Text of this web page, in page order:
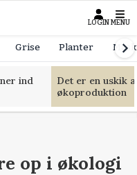
LOGIN MENU
Grise Planter
ind
Det er en uskik
økoproduktion
op i økologi